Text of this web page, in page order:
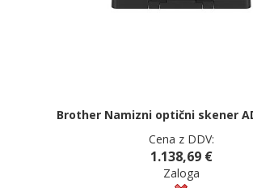
Brother Namizni optični skener
Cena z DDV:
1.138,69 €
Zaloga